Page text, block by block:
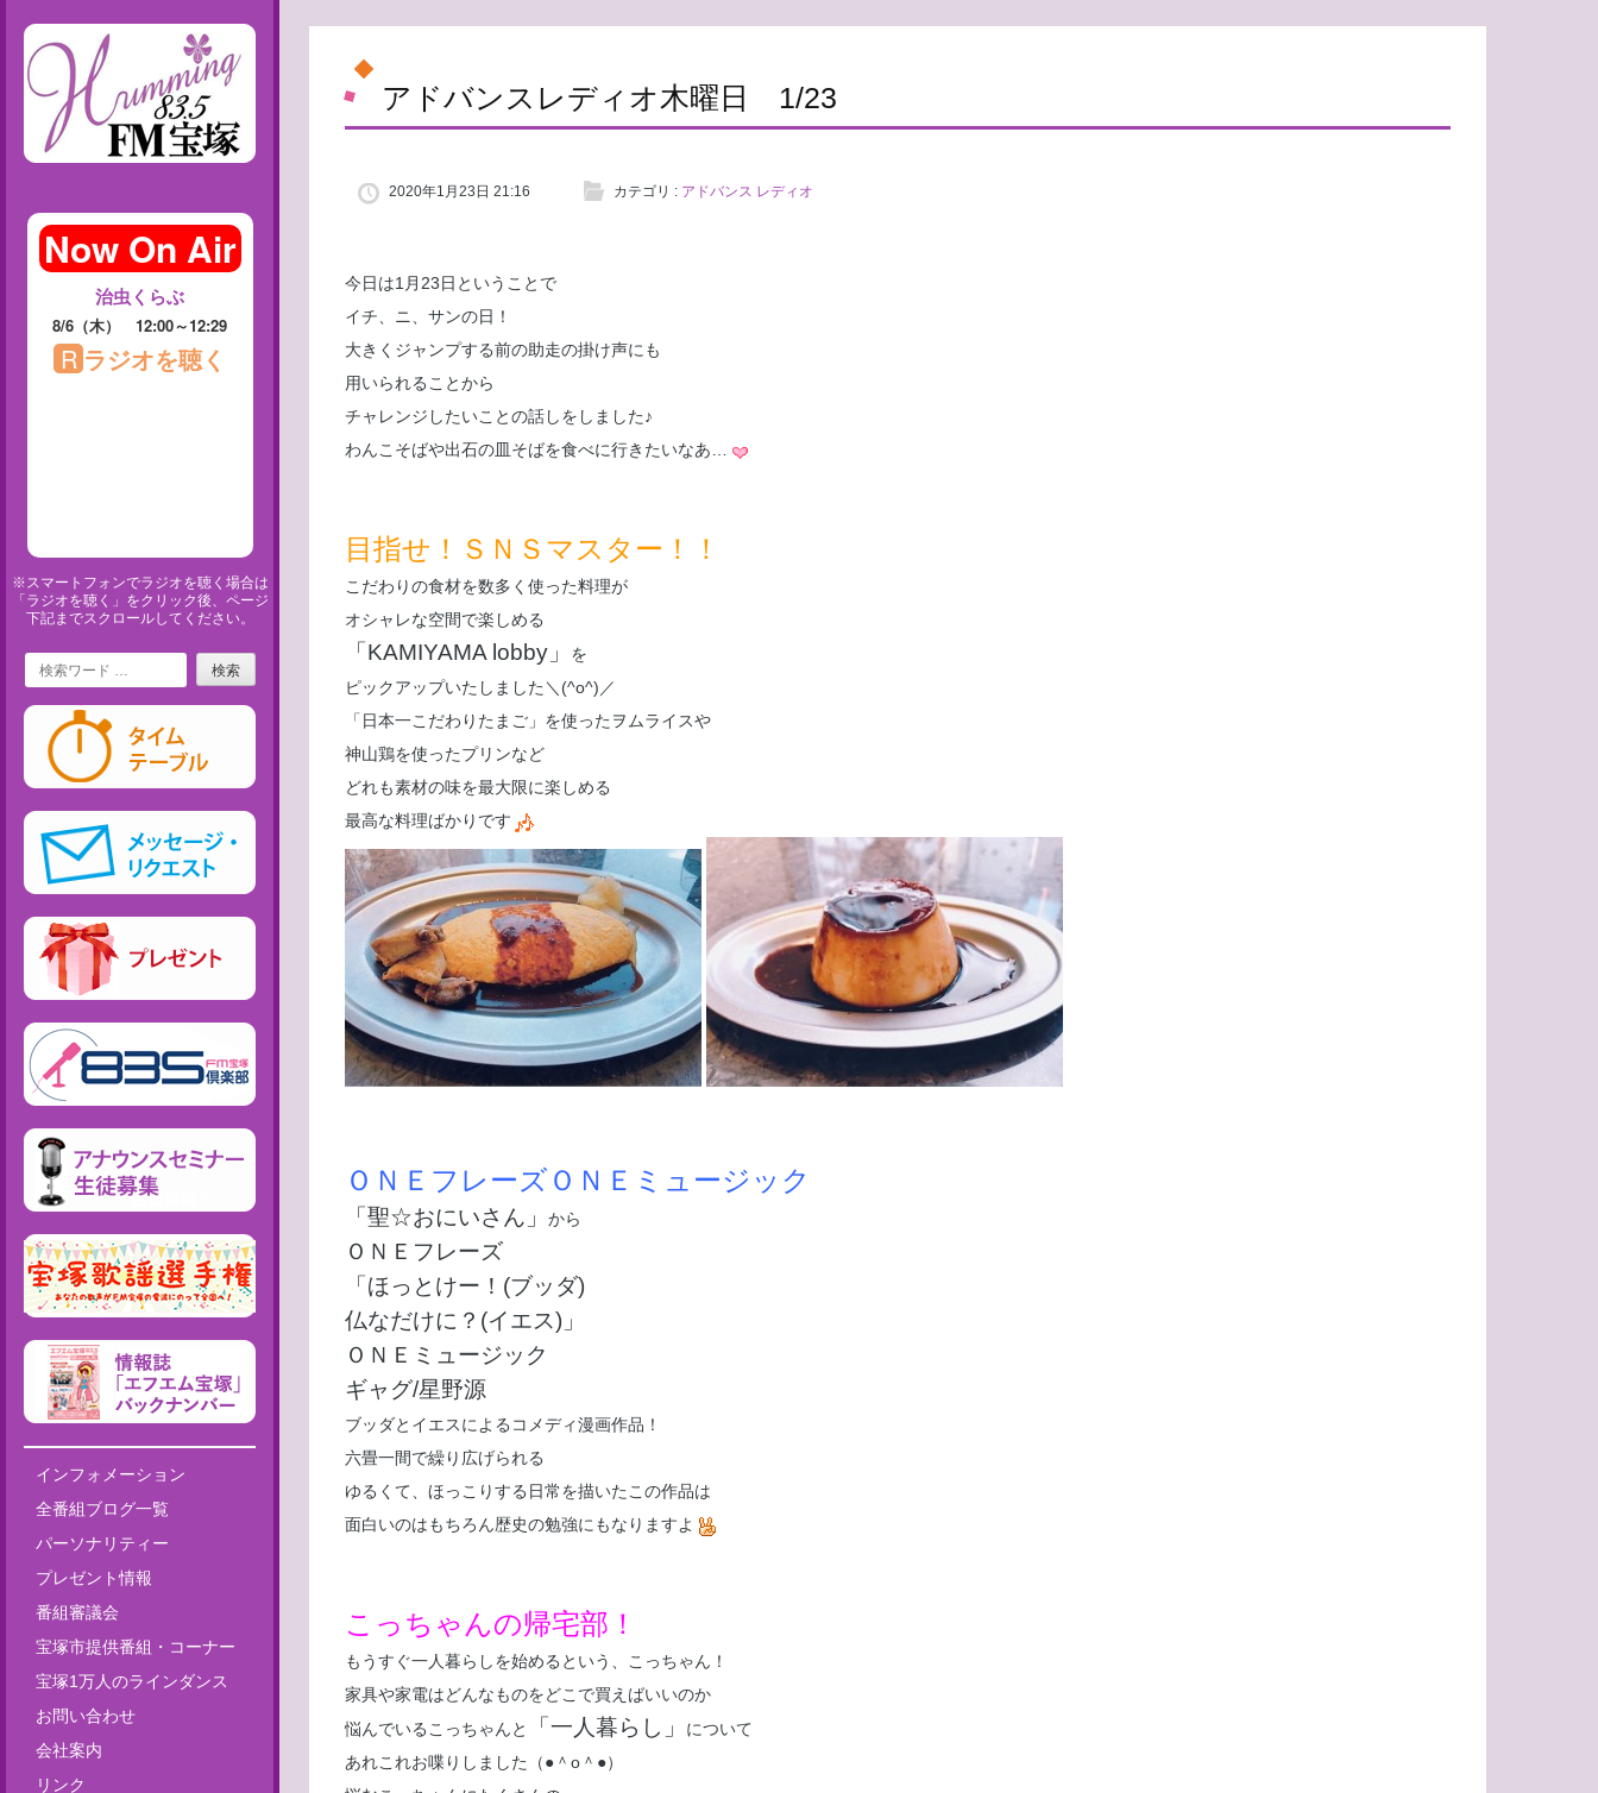
※スマートフォンでラジオを聴く場合は
「ラジオを聴く」をクリック後、ページ
下記までスクロールしてください。
Search
インフォメーション
全番組ブログ一覧
パーソナリティー
プレゼント情報
番組審議会
宝塚市提供番組・コーナー
宝塚1万人のラインダンス
お問い合わせ
会社案内
リンク
アドバンスレディオ木曜日 1/23
2020年1月23日 21:16 カテゴリ : アドバンス レディオ
今日は1月23日ということで
イチ、ニ、サンの日！
大きくジャンプする前の助走の掛け声にも
用いられることから
チャレンジしたいことの話しをしました♪
わんこそばや出石の皿そばを食べに行きたいなあ…
目指せ！ＳＮＳマスター！！
こだわりの食材を数多く使った料理が
オシャレな空間で楽しめる
「KAMIYAMA lobby」
を
ピックアップいたしました＼(^o^)／
「日本一こだわりたまご」を使ったヲムライスや
神山鶏を使ったプリンなど
どれも素材の味を最大限に楽しめる
最高な料理ばかりです
ＯＮＥフレーズＯＮＥミュージック
「聖☆おにいさん」 から
ＯＮＥフレーズ
「ほっとけー！(ブッダ)
仏なだけに？(イエス)」
ＯＮＥミュージック
ギャグ/星野源
ブッダとイエスによるコメディ漫画作品！
六畳一間で繰り広げられる
ゆるくて、ほっこりする日常を描いたこの作品は
面白いのはもちろん歴史の勉強にもなりますよ
こっちゃんの帰宅部！
もうすぐ一人暮らしを始めるという、こっちゃん！
家具や家電はどんなものをどこで買えばいいのか
悩んでいるこっちゃんと
「一人暮らし」
について
あれこれお喋りしました（●＾o＾●）